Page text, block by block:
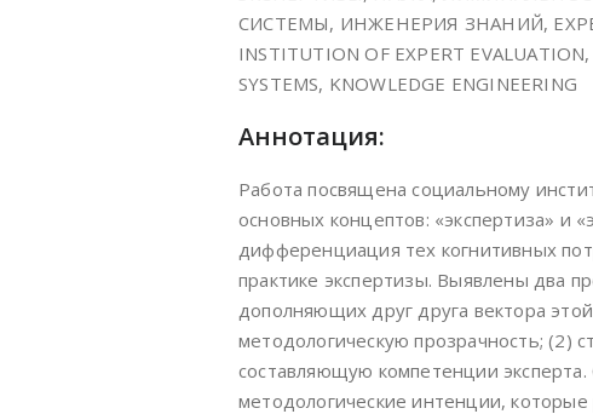
СИСТЕМЫ, ИНЖЕНЕРИЯ ЗНАНИЙ,
INSTITUTION OF EXPERT
SYSTEMS, KNOWLEDGE ENGINEERING
Аннотация:
Работа посвящена социальному
основных концептов: «экспертиза» и
дифференциация тех когнитивных
практике экспертизы. Выявлены два
дополняющих друг друга вектора
методологическую прозрачность; (2)
составляющую компетенции
методологические интенции, которые